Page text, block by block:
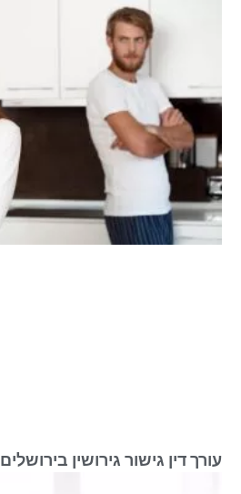
עורך דין גישור גירושין בירושלים